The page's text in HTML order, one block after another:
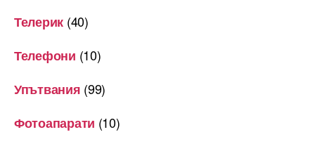
Телерик (40)
Телефони (10)
Упътвания (99)
Фотоапарати (10)